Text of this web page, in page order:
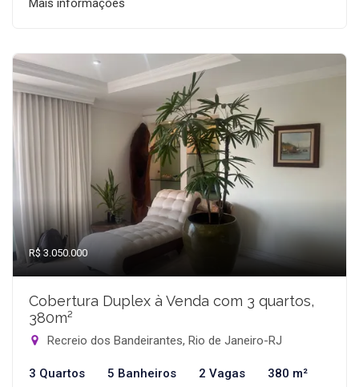
Mais informações
R$ 3.050.000
Cobertura Duplex à Venda com 3 quartos,
380m²
Recreio dos Bandeirantes, Rio de Janeiro-RJ
3 Quartos 5 Banheiros 2 Vagas 380 m²